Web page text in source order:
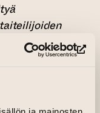
museo